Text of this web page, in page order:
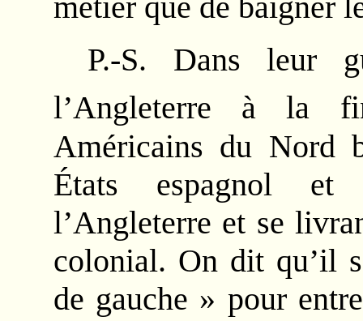
P.-S. Dans leur
l’Angleterre à la
Américains du Nord
États espagnol et
l’Angleterre et se
colonial. On dit qu’il
de gauche » pour